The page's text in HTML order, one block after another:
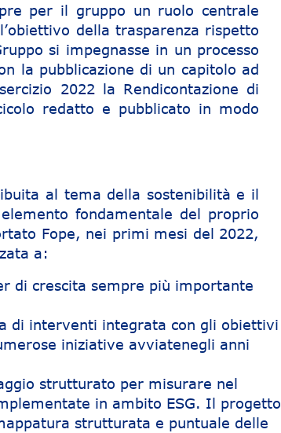
per il gruppo un ruolo centrale
della trasparenza rispetto
si impegnasse in un processo
la pubblicazione di un capitolo ad
2022 la Rendicontazione di
redatto e pubblicato in modo
al tema della sostenibilità e il
fondamentale del proprio
Fope, nei primi mesi del 2022,
a:
di crescita sempre più importante
di interventi integrata con gli obiettivi
iniziative avviatenegli anni
strutturato per misurare nel
in ambito ESG. Il progetto
strutturata e puntuale delle